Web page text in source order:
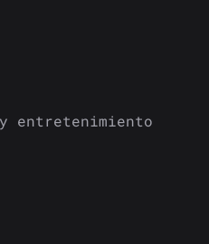
entretenimiento